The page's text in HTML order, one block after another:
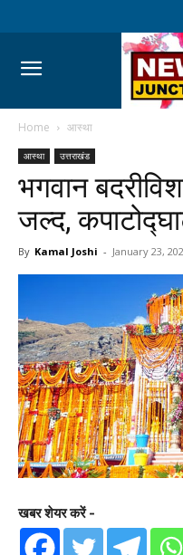
Home आस्था
आस्था उत्तराखंड
भगवान
जल्द,
By Kamal Joshi - January 23,
खबर शेयर करें -